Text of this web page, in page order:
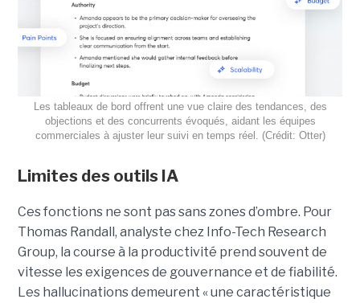
Les tableaux de bord offrent une vue claire des tendances, des
objections et des concurrents évoqués, aidant les équipes
commerciales à ajuster leur suivi en temps réel. (Crédit: Otter)
Limites des outils IA
Ces fonctions ne sont pas sans zones d’ombre. Pour
Thomas Randall, analyste chez Info-Tech Research
Group, la course à la productivité prend souvent de
vitesse les exigences de gouvernance et de fiabilité.
Les hallucinations demeurent « une caractéristique